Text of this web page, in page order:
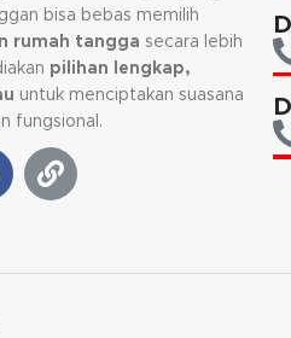
bisa bebas memilih
rumah tangga secara lebih
pilihan lengkap,
untuk menciptakan suasana
fungsional.